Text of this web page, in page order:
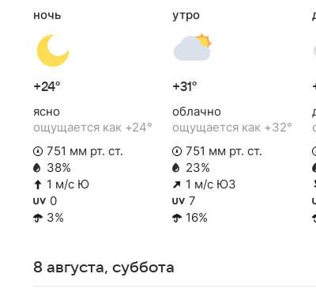
ночь
+24°
ясно
ощущается как +24°
751 мм рт. ст.
38%
1 м/с Ю
0
3%
утро
+31°
облачно
ощущается как +32°
751 мм рт. ст.
23%
1 м/с ЮЗ
7
16%
8 августа, суббота